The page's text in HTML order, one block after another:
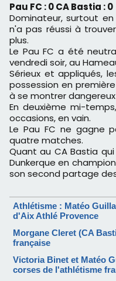
Pau FC : 0 CA Bastia : 0
Dominateur, surtout
n'a pas réussi à
plus.
Le Pau FC a été
vendredi soir, au
Sérieux et appliqués,
possession en
à se montrer
En deuxième mi-
occasions, en vain.
Le Pau FC ne gagne
quatre matches.
Quant au CA Bastia
Dunkerque en
son second partage
Athlétisme : Matéo
d'Aix Athlé Provence
Morgane Cleret (CA
française
Victoria Binet et Matéo
corses de l'athlétisme